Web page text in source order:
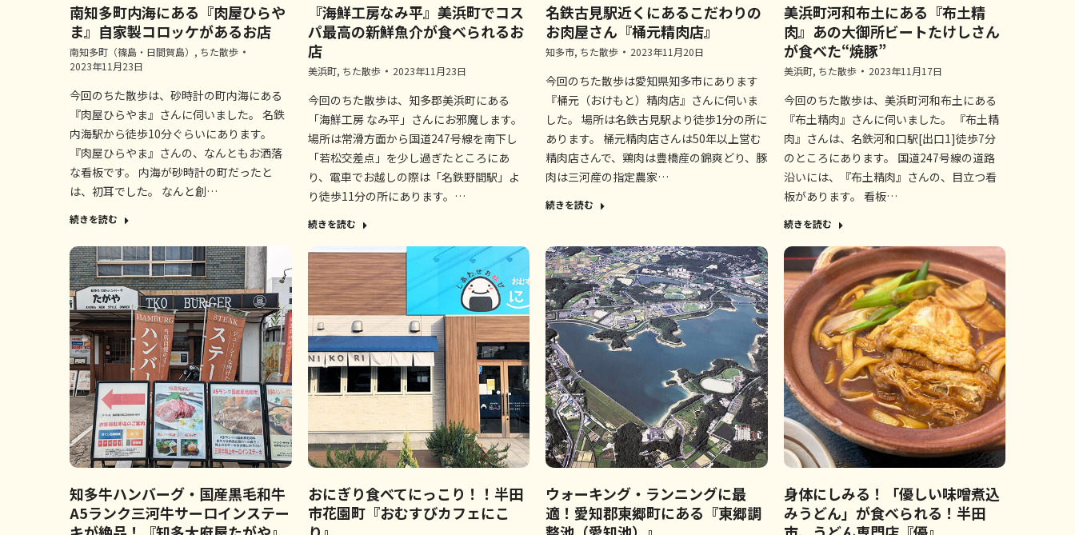
南知多町内海にある『肉屋ひらや
ま』自家製コロッケがあるお店
南知多町（篠島・日間賀島） , ちた散歩
2023年11月23日
今回のちた散歩は、砂時計の町内海にある
『肉屋ひらやま』さんに伺いました。 名鉄
内海駅から徒歩10分ぐらいにあります。
『肉屋ひらやま』さんの、なんともお洒落
な看板です。 内海が砂時計の町だったと
は、初耳でした。 なんと創…
続きを読む
『海鮮工房なみ平』美浜町でコス
パ最高の新鮮魚介が食べられるお
店
美浜町, ちた散歩 2023年11月23日
今回のちた散歩は、知多郡美浜町にある
「海鮮工房 なみ平」さんにお邪魔します。
場所は常滑方面から国道247号線を南下し
「若松交差点」を少し過ぎたところにあ
り、電車でお越しの際は「名鉄野間駅」よ
り徒歩11分の所にあります。…
続きを読む
名鉄古見駅近くにあるこだわりの
お肉屋さん『桶元精肉店』
知多市, ちた散歩 2023年11月20日
今回のちた散歩は愛知県知多市にあります
『桶元（おけもと）精肉店』さんに伺いま
した。 場所は名鉄古見駅より徒歩1分の所に
あります。 桶元精肉店さんは50年以上営む
精肉店さんで、鶏肉は豊橋産の錦爽どり、豚
肉は三河産の指定農家…
続きを読む
美浜町河和布土にある『布土精
肉』あの大御所ビートたけしさん
が食べた“焼豚”
美浜町, ちた散歩 2023年11月17日
今回のちた散歩は、美浜町河和布土にある
『布土精肉』さんに伺いました。 『布土精
肉』さんは、名鉄河和口駅[出口1]徒歩7分
のところにあります。 国道247号線の道路
沿いには、『布土精肉』さんの、目立つ看
板があります。 看板…
続きを読む
知多牛ハンバーグ・国産黒毛和牛
A5ランク三河牛サーロインステー
おにぎり食べてにっこり！！半田
市花園町『おむすびカフェにこ
ウォーキング・ランニングに最
適！愛知郡東郷町にある『東郷調
身体にしみる！「優しい味噌煮込
みうどん」が食べられる！半田